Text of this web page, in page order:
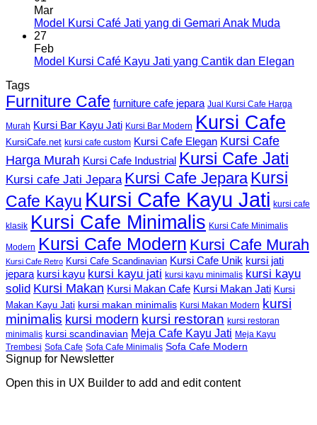
Mar
Model Kursi Café Jati yang di Gemari Anak Muda
27
Feb
Model Kursi Café Kayu Jati yang Cantik dan Elegan
Tags
Furniture Cafe furniture cafe jepara Jual Kursi Cafe Harga
Murah Kursi Bar Kayu Jati Kursi Bar Modern Kursi Cafe
KursiCafe.net kursi cafe custom Kursi Cafe Elegan Kursi Cafe
Harga Murah Kursi Cafe Industrial Kursi Cafe Jati
Kursi cafe Jati Jepara Kursi Cafe Jepara Kursi
Cafe Kayu Kursi Cafe Kayu Jati kursi cafe
klasik Kursi Cafe Minimalis Kursi Cafe Minimalis
Modern Kursi Cafe Modern Kursi Cafe Murah
Kursi Cafe Retro Kursi Cafe Scandinavian Kursi Cafe Unik kursi jati
jepara kursi kayu kursi kayu jati kursi kayu minimalis kursi kayu
solid Kursi Makan Kursi Makan Cafe Kursi Makan Jati Kursi
Makan Kayu Jati kursi makan minimalis Kursi Makan Modern
kursi
minimalis kursi modern kursi restoran kursi restoran
minimalis kursi scandinavian Meja Cafe Kayu Jati Meja Kayu
Trembesi Sofa Cafe Sofa Cafe Minimalis Sofa Cafe Modern
Signup for Newsletter
Open this in UX Builder to add and edit content